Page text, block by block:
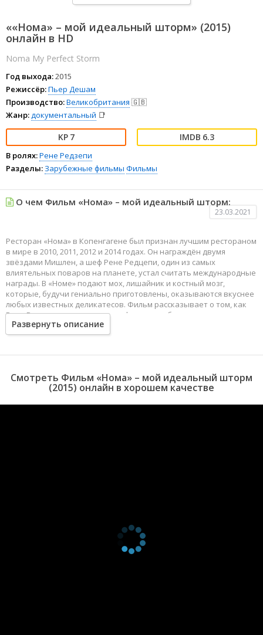
««Нома» – мой идеальный шторм» (2015)
онлайн в HD
Noma My Perfect Storm
Год выхода:2015
Режиссёр:Пьер Дешам
Производство:Великобритания 🇬🇧
Жанр:документальный 📑
7 6.3
В ролях:Рене Редзепи
Разделы: Зарубежные фильмы Фильмы
О чем Фильм «Нома» – мой идеальный шторм:
23.03.2021
Ресторан «Нома» в Копенгагене был признан лучшим рестораном
в мире в 2010, 2011, 2012 и 2014 годах. Он награждён двумя
звёздами Мишлен, а шеф Рене Редцепи, один из самых
влиятельных поваров на планете, устал считать международные
награды. В «Номе» подают мох, лишайник и костный мозг,
которые, будучи гениально приготовлены, оказываются вкуснее
любых известных деликатесов. Фильм рассказывает о том, как
Рене Редцепи стал великим шеф-поваром благодаря усердному
труду и любви к своему делу, и показывает блюда, которые даже
на вид вкуснее всего, что вы пробовали.
Развернуть описание
Смотреть Фильм «Нома» – мой идеальный шторм
(2015) онлайн в хорошем качестве